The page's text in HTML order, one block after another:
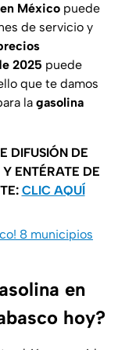
México puede
de servicio y
2025 puede
que te damos
la gasolina
DIFUSIÓN DE
ENTÉRATE DE
CLIC AQUÍ
8 municipios
en
hoy?